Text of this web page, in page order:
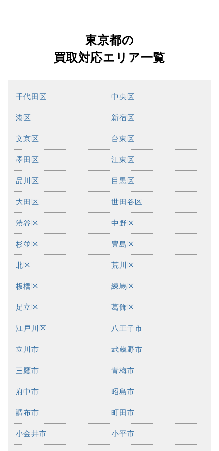
東京都の
買取対応エリア一覧
千代田区 中央区
港区 新宿区
文京区 台東区
墨田区 江東区
品川区 目黒区
大田区 世田谷区
渋谷区 中野区
杉並区 豊島区
北区 荒川区
板橋区 練馬区
足立区 葛飾区
江戸川区 八王子市
立川市 武蔵野市
三鷹市 青梅市
府中市 昭島市
調布市 町田市
小金井市 小平市